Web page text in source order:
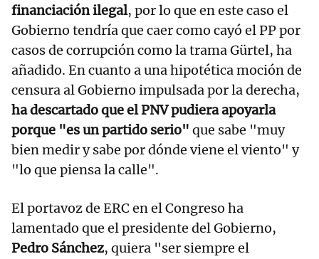
financiación ilegal, por lo que en este caso el
Gobierno tendría que caer como cayó el PP por
casos de corrupción como la trama Gürtel, ha
añadido. En cuanto a una hipotética moción de
censura al Gobierno impulsada por la derecha,
ha descartado que el PNV pudiera apoyarla
porque "es un partido serio" que sabe "muy
bien medir y sabe por dónde viene el viento" y
"lo que piensa la calle".
El portavoz de ERC en el Congreso ha
lamentado que el presidente del Gobierno,
Pedro Sánchez, quiera "ser siempre el